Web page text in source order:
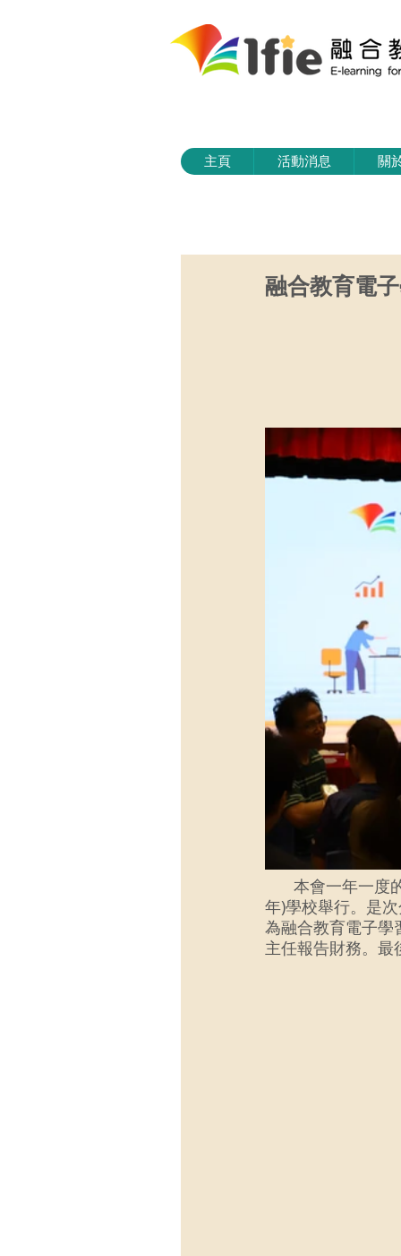
主頁 活動消息 關
融合教育電
本會一年一度
年)學校舉行。是
為融合教育電子學
主任報告財務。